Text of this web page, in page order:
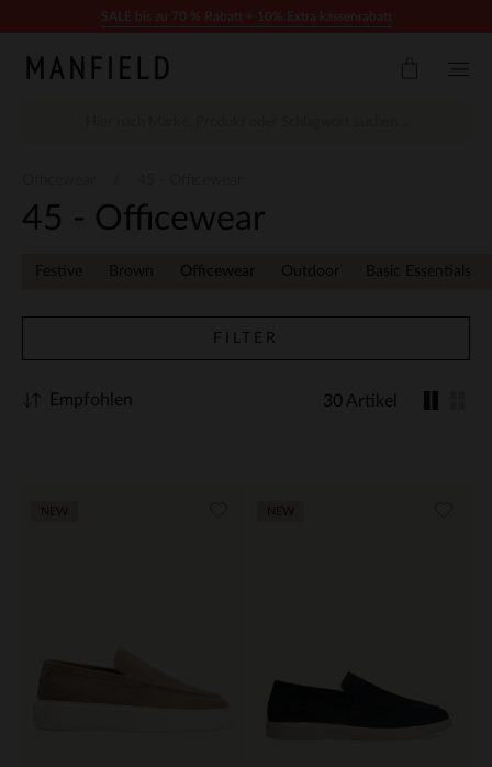
45 - Officewear
Festive Brown Officewear Outdoor Basic Essentials
FILTER
30 Artikel
Empfohlen